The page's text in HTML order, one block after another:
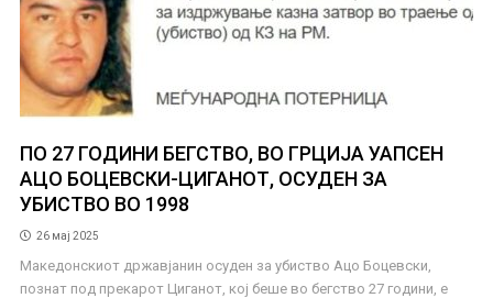
ПО 27 ГОДИНИ БЕГСТВО, ВО ГРЦИЈА УАПСЕН
АЦО БОЦЕВСКИ-ЦИГАНОТ, ОСУДЕН ЗА
УБИСТВО ВО 1998
26 мај 2025
Македонскиот државјанин осуден за убиство Ацо Боцевски,
познат под прекарот Циганот, кој беше во бегство 27 години, е